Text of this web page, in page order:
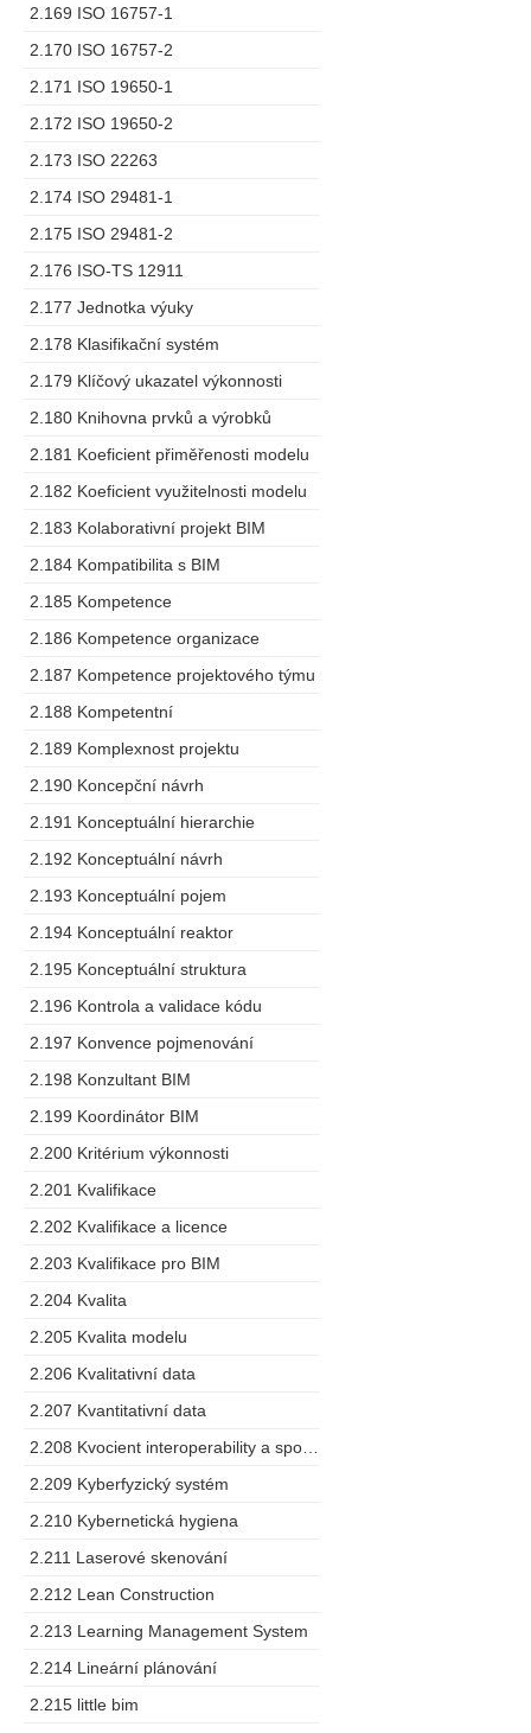
2.169 ISO 16757-1
2.170 ISO 16757-2
2.171 ISO 19650-1
2.172 ISO 19650-2
2.173 ISO 22263
2.174 ISO 29481-1
2.175 ISO 29481-2
2.176 ISO-TS 12911
2.177 Jednotka výuky
2.178 Klasifikační systém
2.179 Klíčový ukazatel výkonnosti
2.180 Knihovna prvků a výrobků
2.181 Koeficient přiměřenosti modelu
2.182 Koeficient využitelnosti modelu
2.183 Kolaborativní projekt BIM
2.184 Kompatibilita s BIM
2.185 Kompetence
2.186 Kompetence organizace
2.187 Kompetence projektového týmu
2.188 Kompetentní
2.189 Komplexnost projektu
2.190 Koncepční návrh
2.191 Konceptuální hierarchie
2.192 Konceptuální návrh
2.193 Konceptuální pojem
2.194 Konceptuální reaktor
2.195 Konceptuální struktura
2.196 Kontrola a validace kódu
2.197 Konvence pojmenování
2.198 Konzultant BIM
2.199 Koordinátor BIM
2.200 Kritérium výkonnosti
2.201 Kvalifikace
2.202 Kvalifikace a licence
2.203 Kvalifikace pro BIM
2.204 Kvalita
2.205 Kvalita modelu
2.206 Kvalitativní data
2.207 Kvantitativní data
2.209 Kyberfyzický systém
2.210 Kybernetická hygiena
2.211 Laserové skenování
2.212 Lean Construction
2.213 Learning Management System
2.214 Lineární plánování
2.215 little bim